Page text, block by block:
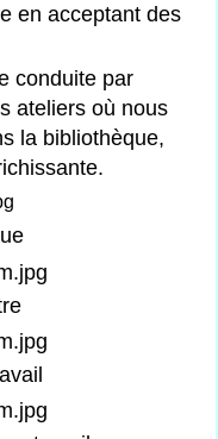
en acceptant des
conduite par
ateliers où nous
la bibliothèque,